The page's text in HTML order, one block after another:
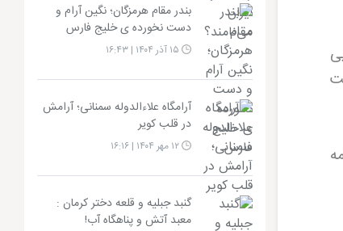
بندر مقام هرمزگان؛ نگین آرام و
دست نخورده ی خلیج فارس
آرامگاه علاءالدوله سمنانی؛ آرامش
در قلب کویر
۱۲ مهر ۱۴۰۴ | ۱۶:۱۶
گنبد جبلیه و قلعه دختر کرمان :
معبد آتش و پناهگاه آب!